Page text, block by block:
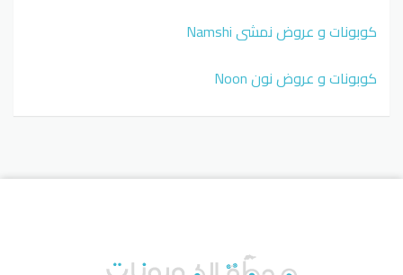
كوبونات و عروض نمشي Namshi
كوبونات و عروض نون Noon